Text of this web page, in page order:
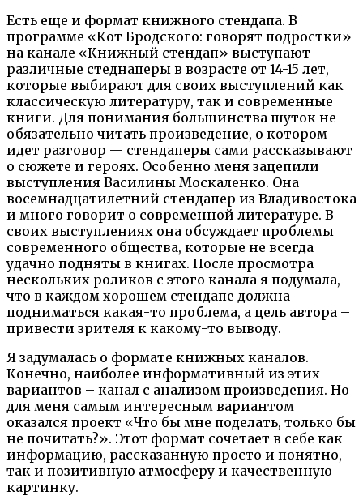
Есть еще и формат книжного стендапа. В
программе «Кот Бродского: говорят подростки»
на канале «Книжный стендап» выступают
различные стеднаперы в возрасте от 14-15 лет,
которые выбирают для своих выступлений как
классическую литературу, так и современные
книги. Для понимания большинства шуток не
обязательно читать произведение, о котором
идет разговор — стендаперы сами рассказывают
о сюжете и героях. Особенно меня зацепили
выступления Василины Москаленко. Она
восемнадцатилетний стендапер из Владивостока
и много говорит о современной литературе. В
своих выступлениях она обсуждает проблемы
современного общества, которые не всегда
удачно подняты в книгах. После просмотра
нескольких роликов с этого канала я подумала,
что в каждом хорошем стендапе должна
подниматься какая-то проблема, а цель автора –
привести зрителя к какому-то выводу.
Я задумалась о формате книжных каналов.
Конечно, наиболее информативный из этих
вариантов – канал с анализом произведения. Но
для меня самым интересным вариантом
оказался проект «Что бы мне поделать, только бы
не почитать?». Этот формат сочетает в себе как
информацию, рассказанную просто и понятно,
так и позитивную атмосферу и качественную
картинку.